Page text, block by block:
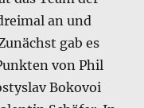
an und
gab es
von Phil
Bokovoi